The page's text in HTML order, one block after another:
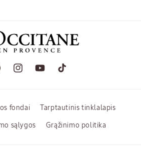
„Instagram“„YouTube“„TikTok“
fondai Tarptautinis tinklalapis
sąlygos Grąžinimo politika